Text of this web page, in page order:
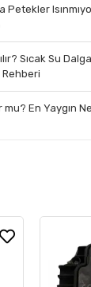
Petekler
Sıcak Su
Rehberi
mu? En Yaygın